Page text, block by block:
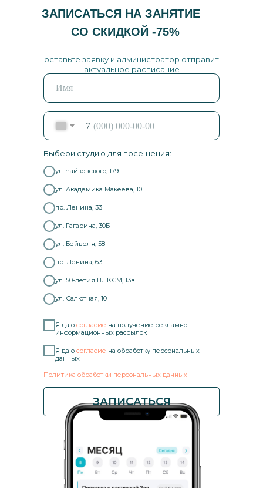
+7
Выбери студию для посещения:
ул. Чайковского, 179
ул. Академика Макеева, 10
пр. Ленина, 33
ул. Гагарина, 30Б
ул. Бейвеля, 58
пр. Ленина, 63
ул. 50-летия ВЛКСМ, 13в
ул. Салютная, 10
Я даю согласие на получение рекламно-
информационных рассылок
Я даю согласие на обработку персональных
данных
Политика обработки персональных данных
ЗАПИСАТЬСЯ
оставьте заявку и администратор отправит
актуальное расписание
ЗАПИСАТЬСЯ НА ЗАНЯТИЕ
СО СКИДКОЙ -75%